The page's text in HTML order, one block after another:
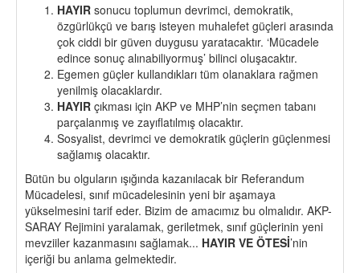
HAYIR sonucu toplumun devrimci, demokratik,
özgürlükçü ve barış isteyen muhalefet güçleri arasında
çok ciddi bir güven duygusu yaratacaktır. ‘Mücadele
edince sonuç alınabiliyormuş’ bilinci oluşacaktır.
Egemen güçler kullandıkları tüm olanaklara rağmen
yenilmiş olacaklardır.
HAYIR çıkması için AKP ve MHP’nin seçmen tabanı
parçalanmış ve zayıflatılmış olacaktır.
Sosyalist, devrimci ve demokratik güçlerin güçlenmesi
sağlamış olacaktır.
Bütün bu olguların ışığında kazanılacak bir Referandum
Mücadelesi, sınıf mücadelesinin yeni bir aşamaya
yükselmesini tarif eder. Bizim de amacımız bu olmalıdır. AKP-
SARAY Rejimini yaralamak, geriletmek, sınıf güçlerinin yeni
mevziiler kazanmasını sağlamak... HAYIR VE ÖTESİ’nin
içeriği bu anlama gelmektedir.